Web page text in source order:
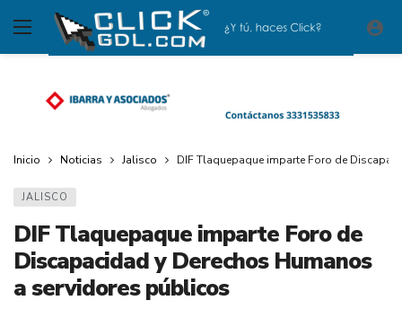
Inicio Noticias Jalisco DIF Tlaquepaque imparte Foro de
JALISCO
DIF Tlaquepaque imparte Foro de
Discapacidad y Derechos Humanos
a servidores públicos